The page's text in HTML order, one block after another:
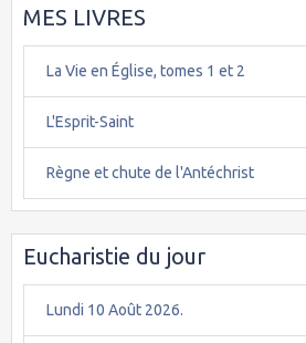
MES LIVRES
La Vie en Église, tomes 1 et 2
L'Esprit-Saint
Règne et chute de l'Antéchrist
Eucharistie du jour
Lundi 10 Août 2026.